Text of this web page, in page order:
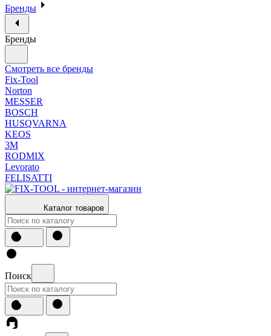
Бренды
Бренды
Смотреть все бренды
Fix-Tool
Norton
MESSER
BOSCH
HUSQVARNA
KEOS
3М
RODMIX
Levorato
FELISATTI
Каталог товаров
Поиск